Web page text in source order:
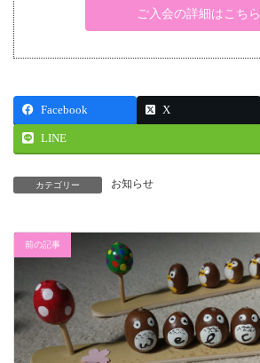
ご入会の詳細はこちら
Facebook X
LINE
カテゴリー お知らせ
前の記事